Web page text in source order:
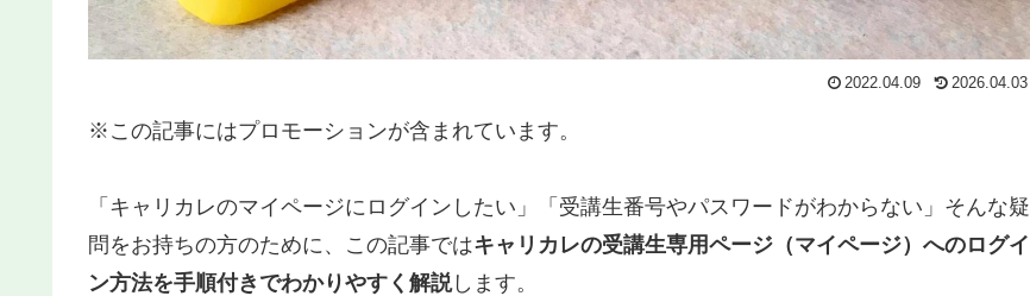
2022.04.09 2026.04.03
※この記事にはプロモーションが含まれています。
「キャリカレのマイページにログインしたい」「受講生番号やパスワードがわからない」そんな疑
問をお持ちの方のために、この記事ではキャリカレの受講生専用ページ（マイページ）へのログイ
ン方法を手順付きでわかりやすく解説します。